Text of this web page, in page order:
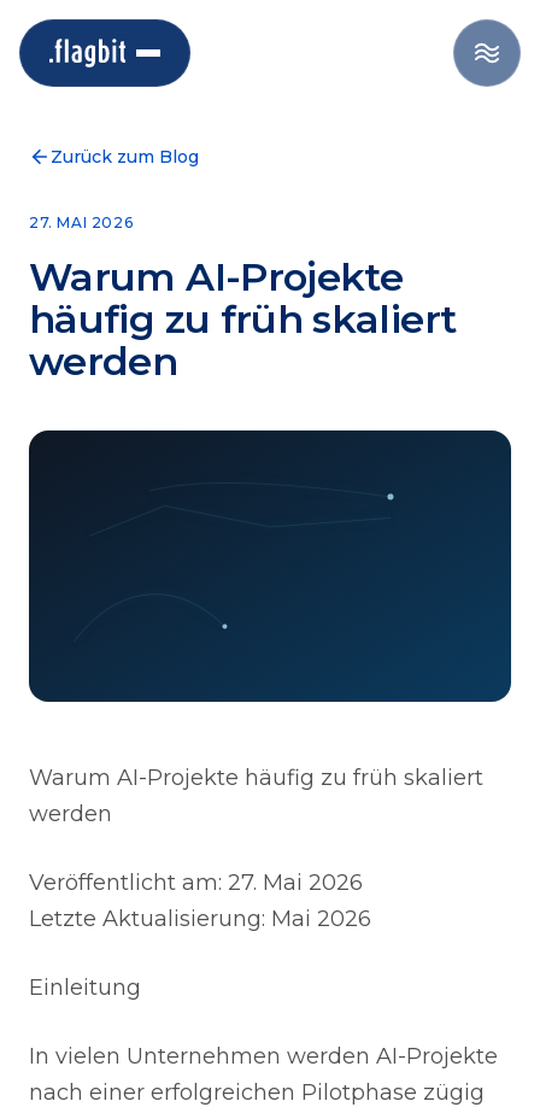
Zurück zum Blog
27. MAI 2026
Warum AI-Projekte
häufig zu früh skaliert
werden
Warum AI-Projekte häufig zu früh skaliert
werden
Veröffentlicht am: 27. Mai 2026
Letzte Aktualisierung: Mai 2026
Einleitung
In vielen Unternehmen werden AI-Projekte
nach einer erfolgreichen Pilotphase zügig